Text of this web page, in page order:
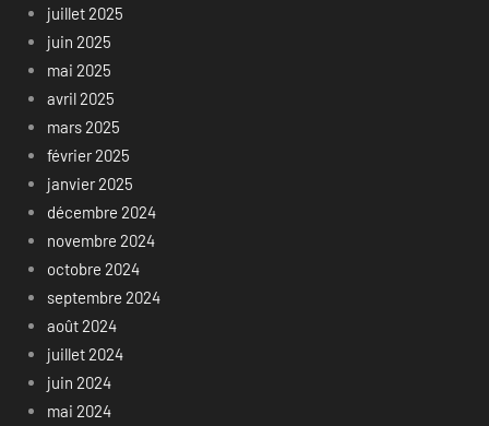
juillet 2025
juin 2025
mai 2025
avril 2025
mars 2025
février 2025
janvier 2025
décembre 2024
novembre 2024
octobre 2024
septembre 2024
août 2024
juillet 2024
juin 2024
mai 2024